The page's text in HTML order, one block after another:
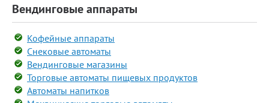
Вендинговые аппараты
Кофейные аппараты
Снековые автоматы
Вендинговые магазины
Торговые автоматы пищевых продуктов
Автоматы напитков